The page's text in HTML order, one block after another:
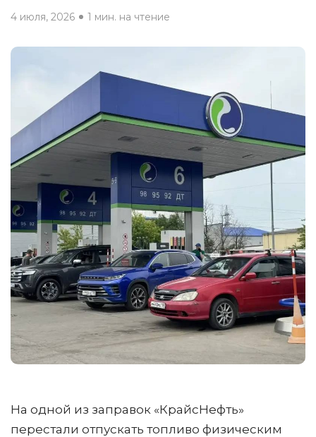
4 июля, 2026 1 мин. на чтение
На одной из заправок «КрайсНефть»
перестали отпускать топливо физическим